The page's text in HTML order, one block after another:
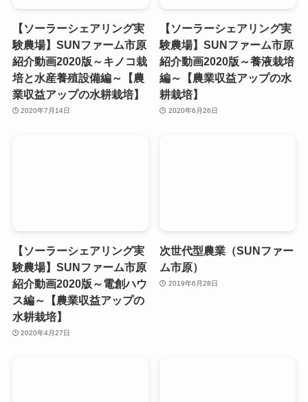
【ソーラーシェアリング実
験農場】SUNファーム市原
紹介動画2020版～キノコ栽
培と水産養殖設備編～【農
業収益アップの水耕栽培】
2020年7月14日
【ソーラーシェアリング実
験農場】SUNファーム市原
紹介動画2020版～養液栽培
編～【農業収益アップの水
耕栽培】
2020年6月26日
【ソーラーシェアリング実
験農場】SUNファーム市原
紹介動画2020版～電創ハウ
ス編～【農業収益アップの
水耕栽培】
2020年4月27日
次世代型農業（SUNファー
ム市原）
2019年6月28日